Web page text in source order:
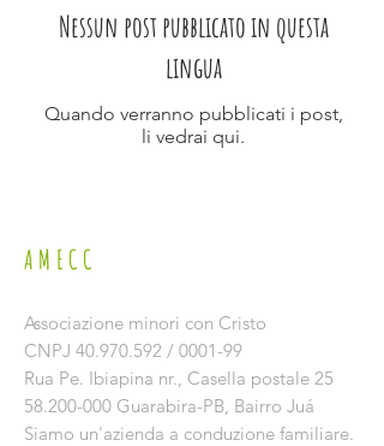
Nessun post pubblicato in questa
lingua
Quando verranno pubblicati i post,
li vedrai qui.
AMECC
Associazione minori con Cristo
CNPJ 40.970.592 / 0001-99
Rua Pe. Ibiapina nr., Casella postale 25
58.200-000 Guarabira-PB, Bairro Juá
Siamo un'azienda a conduzione familiare.